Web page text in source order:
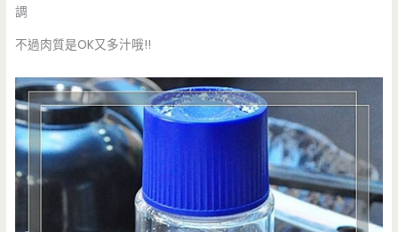
調
不過肉質是OK又多汁哦!!